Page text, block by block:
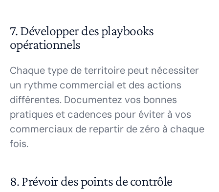
7. Développer des playbooks
opérationnels
Chaque type de territoire peut nécessiter
un rythme commercial et des actions
différentes. Documentez vos bonnes
pratiques et cadences pour éviter à vos
commerciaux de repartir de zéro à chaque
fois.
8. Prévoir des points de contrôle